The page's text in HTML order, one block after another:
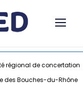
régional de concertation
des Bouches-du-Rhône